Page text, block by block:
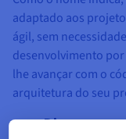
adaptado aos
ágil, sem
desenvolvimento
lhe avançar com o
arquitetura do seu
Django